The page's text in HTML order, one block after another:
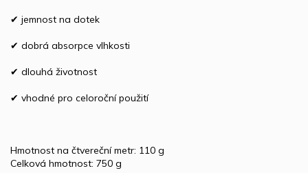
✔ jemnost na dotek
✔ dobrá absorpce vlhkosti
✔ dlouhá životnost
✔ vhodné pro celoroční použití
Hmotnost na čtvereční metr: 110 g
Celková hmotnost: 750 g